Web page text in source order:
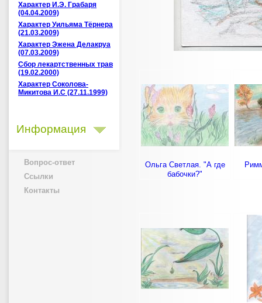
Характер И.Э. Грабаря
(04.04.2009)
Характер Уильяма Тёрнера
(21.03.2009)
Характер Эжена Делакруа
(07.03.2009)
Сбор лекартственных трав
(19.02.2000)
Характер Соколова-
Микитова И.С (27.11.1999)
Информация
Вопрос-ответ
Ссылки
Контакты
Ольга Светлая. "А где
бабочки?"